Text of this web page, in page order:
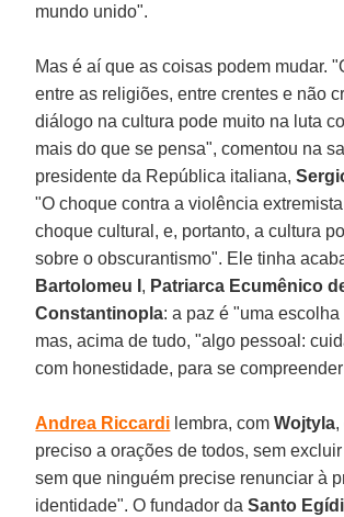
mundo unido".
Mas é aí que as coisas podem mudar.
entre as religiões, entre crentes e não
diálogo na cultura pode muito na luta
mais do que se pensa", comentou na
presidente da República italiana,
"O choque contra a violência
choque cultural, e, portanto, a cultura
sobre o obscurantismo". Ele tinha
Bartolomeu I , Patriarca Ecumênico
Constantinopla: a paz é "uma
mas, acima de tudo, "algo pessoal:
com honestidade, para se
Andrea Riccardi lembra, comWojtyla,
preciso a orações de todos, sem
sem que ninguém precise renunciar à
identidade". O fundador daSanto